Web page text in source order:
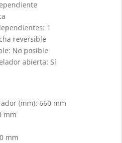
1
reversible
No posible
abierta: Sí
(mm): 660 mm
mm
mm